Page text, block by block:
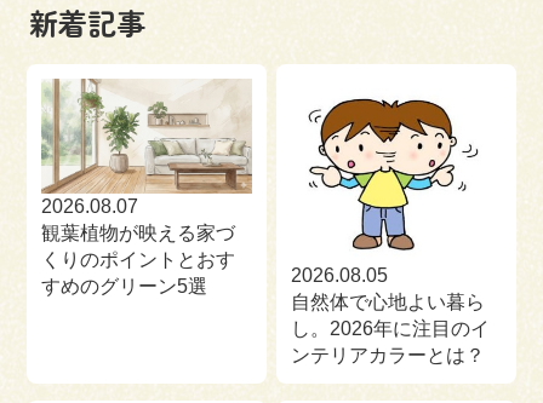
来場予約 資料請求
新着記事
2026.08.07
観葉植物が映える家づ
くりのポイントとおす
すめのグリーン5選
2026.08.05
自然体で心地よい暮ら
し。2026年に注目のイ
ンテリアカラーとは？